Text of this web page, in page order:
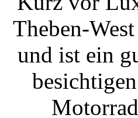
Theben-
und ist ein